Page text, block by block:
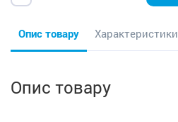
Опис товару Характеристики
Опис товару